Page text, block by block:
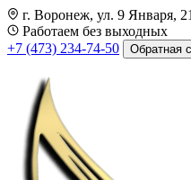
г. Воронеж, ул. 9 Января,
Работаем без выходных
+7 (473) 234-74-50
Обратная